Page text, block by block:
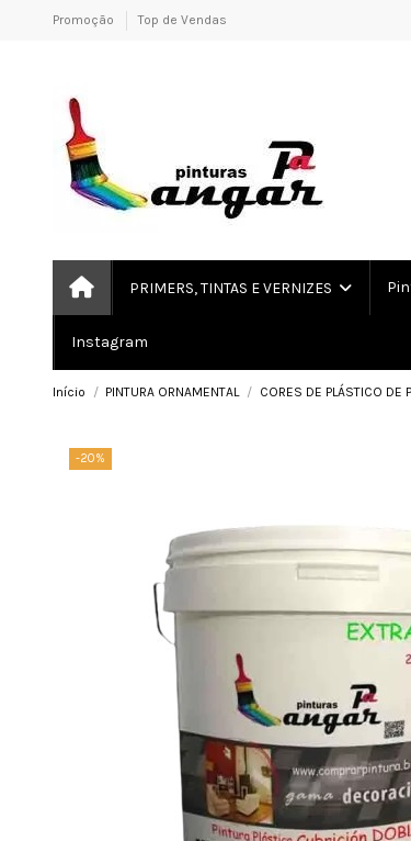
Promoção Top de Vendas
PRIMERS, TINTAS E VERNIZES
Instagram
Início PINTURA ORNAMENTAL CORES DE PLÁSTICO DE
-20%